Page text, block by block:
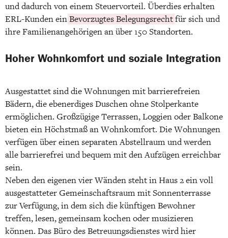
und dadurch von einem Steuervorteil. Überdies erhalten
ERL-Kunden einBevorzugtes Belegungsrechtfür sich und
ihre Familienangehörigen an über 150 Standorten.
Hoher Wohnkomfort und soziale Integration
Ausgestattet sind die Wohnungen mit barrierefreien
Bädern, die ebenerdiges Duschen ohne Stolperkante
ermöglichen. Großzügige Terrassen, Loggien oder Balkone
bieten ein Höchstmaß an Wohnkomfort. Die Wohnungen
verfügen über einen separaten Abstellraum und werden
alle barrierefrei und bequem mit den Aufzügen erreichbar
sein.
Neben den eigenen vier Wänden steht in Haus 2 ein voll
ausgestatteter Gemeinschaftsraum mit Sonnenterrasse
zur Verfügung, in dem sich die künftigen Bewohner
treffen, lesen, gemeinsam kochen oder musizieren
können. Das Büro des Betreuungsdienstes wird hier